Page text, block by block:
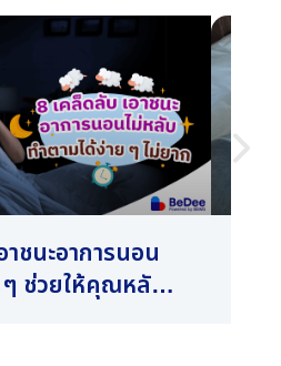
ชนะอาการนอน
ช่วยให้คุณหลับ